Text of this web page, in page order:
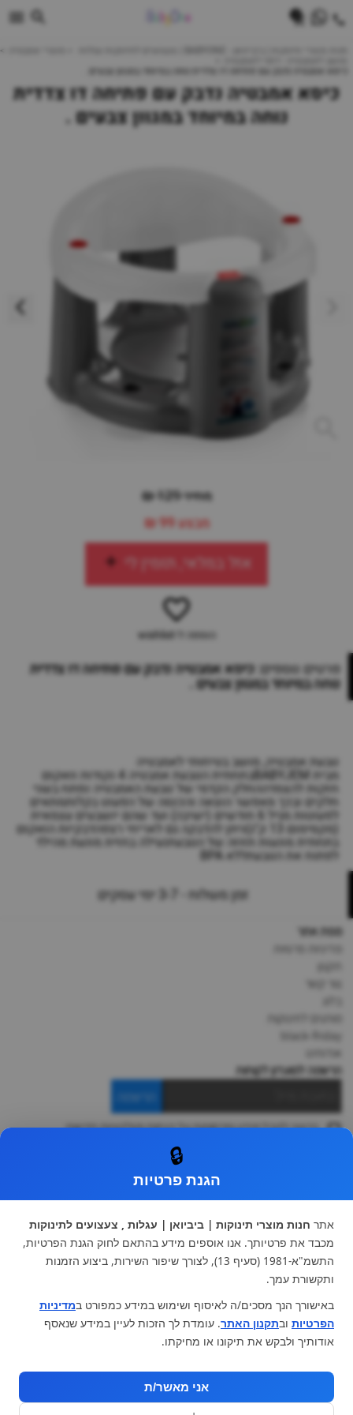
כיסא אמבטיה נדבק עם פתיחה דו צדדית נוחה במיוחד במגוון צבעים .
כיסא אמבטיה נדבק עם פתיחה דו צדדית
נוחה במיוחד במגוון צבעים .
מחיר 129 ₪
מבצע99 ₪
אזל במלאי, תזמין לי
הוספה ל-wishlist
פרטים נוספים: כיסא אמבטיה נדבק עם פתיחה דו צדדית
נוחה במיוחד במגוון צבעים .
טבעת אמבטיה, מושב בטיחותי לאמבטיה
מבית BABYJEMבתחתית הטבעת אמבטיה 4 נקודות וואקום
חזקות להצמדההחלק הקדמי של טבעת האמבטיה נפתח בשני
חלקים ובכך מאפשר הוצאה והכנסה של הפעוט בקלותמתאים
לפעוטות מגיל 6 חודשים (ישיבה) ועד שהם יושבעים עצמאית
(מקסימום 13 ק"ג)ניתן להדבקה גם לאריחי רצפהדבקיות הואקום
בתחתית מונעות תזוזה של הטבעתנעילה בחזית מונעת מהילד
לפתוח את הטבעתללא BPA
זמן משלוח - 3-7 ימי עסקים
מפת אתר
צור קשר
מותגים לתינוקות
black-friday
אודותינו
הרשמה למועדון לקוחות
הרשמה
ברצוני לקבל מידע ופרסומות על הנחות וקולקציות חדשות
עגלות וטיולונים
כיסא בטיחות ואביזרים
ריהוט לתינוקות
מצעים למיטת תינוק וטקסטיל
צעצועי ילדים
על גלגלים
הנקה והאכלה
מוצרי אמבטיה
מוזמנים לבקר אותנו:
🔒
הגנת פרטיות
אתר חנות מוצרי תינוקות | ביביואן | עגלות , צעצועים לתינוקות
מכבד את פרטיותך. אנו אוספים מידע בהתאם לחוק הגנת הפרטיות,
התשמ"א-1981 (סעיף 13), לצורך שיפור השירות, ביצוע הזמנות
ותקשורת עמך.
באישורך הנך מסכים/ה לאיסוף ושימוש במידע כמפורט במדיניות
הפרטיות ובתקנון האתר. עומדת לך הזכות לעיין במידע שנאסף
אודותיך ולבקש את תיקונו או מחיקתו.
אני מאשר/ת